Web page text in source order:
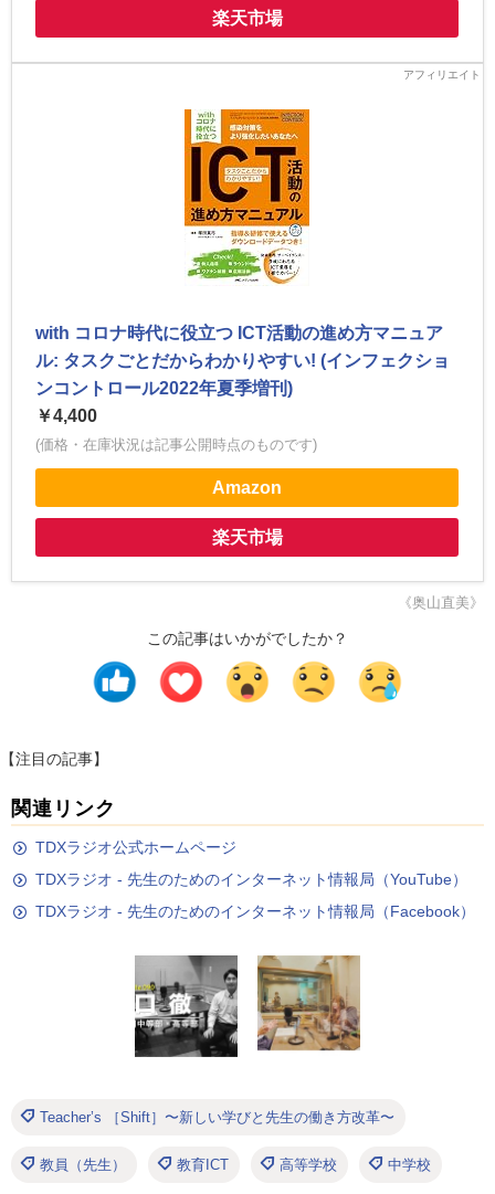
楽天市場
with コロナ時代に役立つ ICT活動の進め方マニュア
ル: タスクごとだからわかりやすい! (インフェクショ
ンコントロール2022年夏季増刊)
￥4,400
(価格・在庫状況は記事公開時点のものです)
Amazon
楽天市場
《奥山直美》
この記事はいかがでしたか？
【注目の記事】
関連リンク
TDXラジオ公式ホームページ
TDXラジオ - 先生のためのインターネット情報局（YouTube）
TDXラジオ - 先生のためのインターネット情報局（Facebook）
Teacher’s ［Shift］〜新しい学びと先生の働き方改革〜
教員（先生） 教育ICT 高等学校 中学校